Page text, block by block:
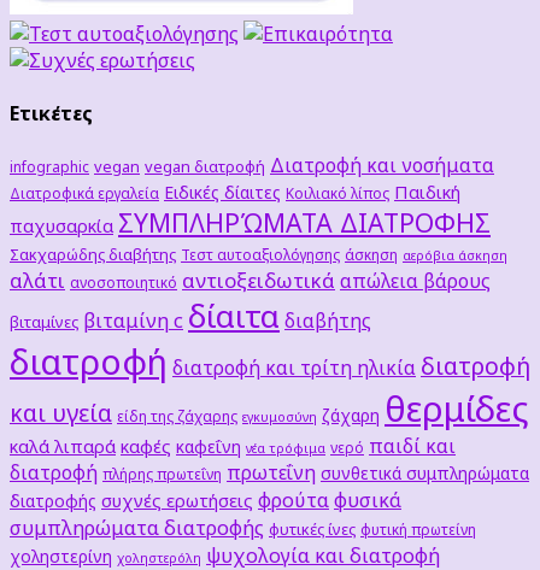
Ετικέτες
infographic vegan vegan διατροφή Διατροφή και νοσήματα
Διατροφικά εργαλεία Ειδικές δίαιτες Κοιλιακό λίπος Παιδική
παχυσαρκία ΣΥΜΠΛΗΡΏΜΑΤΑ ΔΙΑΤΡΟΦΗΣ
Σακχαρώδης διαβήτης Τεστ αυτοαξιολόγησης άσκηση αερόβια άσκηση
αλάτι ανοσοποιητικό αντιοξειδωτικά απώλεια βάρους
βιταμίνες βιταμίνη c δίαιτα διαβήτης
διατροφή διατροφή και τρίτη ηλικία διατροφή
και υγεία είδη της ζάχαρης εγκυμοσύνη ζάχαρη θερμίδες
καλά λιπαρά καφές καφεΐνη νέα τρόφιμα νερό παιδί και
διατροφή πλήρης πρωτεΐνη πρωτεΐνη συνθετικά συμπληρώματα
διατροφής συχνές ερωτήσεις φρούταφυσικά
συμπληρώματα διατροφής φυτικές ίνες φυτική πρωτείνη
χοληστερίνη χοληστερόλη ψυχολογία και διατροφή